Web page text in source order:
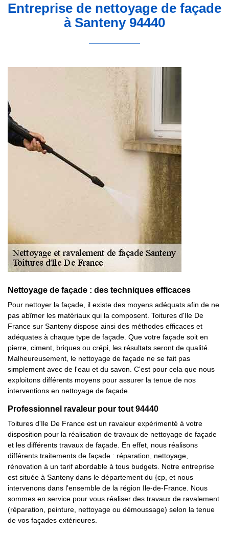
Entreprise de nettoyage de façade
à Santeny 94440
Nettoyage de façade : des techniques efficaces
Pour nettoyer la façade, il existe des moyens adéquats afin de ne
pas abîmer les matériaux qui la composent. Toitures d'Ile De
France sur Santeny dispose ainsi des méthodes efficaces et
adéquates à chaque type de façade. Que votre façade soit en
pierre, ciment, briques ou crépi, les résultats seront de qualité.
Malheureusement, le nettoyage de façade ne se fait pas
simplement avec de l'eau et du savon. C'est pour cela que nous
exploitons différents moyens pour assurer la tenue de nos
interventions en nettoyage de façade.
Professionnel ravaleur pour tout 94440
Toitures d'Ile De France est un ravaleur expérimenté à votre
disposition pour la réalisation de travaux de nettoyage de façade
et les différents travaux de façade. En effet, nous réalisons
différents traitements de façade : réparation, nettoyage,
rénovation à un tarif abordable à tous budgets. Notre entreprise
est située à Santeny dans le département du {cp, et nous
intervenons dans l'ensemble de la région Ile-de-France. Nous
sommes en service pour vous réaliser des travaux de ravalement
(réparation, peinture, nettoyage ou démoussage) selon la tenue
de vos façades extérieures.